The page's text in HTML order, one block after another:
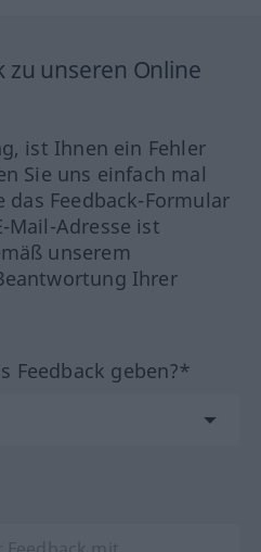
zu unseren Online
ist Ihnen ein Fehler
Sie uns einfach mal
das Feedback-Formular
Mail-Adresse ist
unserem
Ihrer
Feedback geben?*